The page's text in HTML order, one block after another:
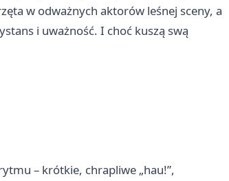
w odważnych aktorów leśnej sceny, a
i uważność. I choć kuszą swą
– krótkie, chrapliwe „hau!”,